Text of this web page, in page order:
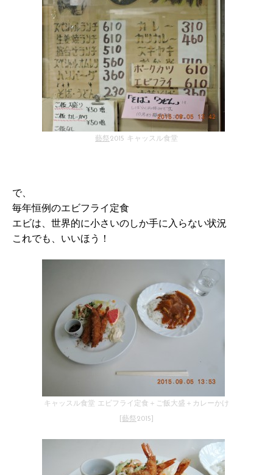
藝祭2015 キャッスル食堂
で、
毎年恒例のエビフライ定食
エビは、世界的に小さいのしか手に入らない状況
これでも、いいほう！
キャッスル食堂 エビフライ定食＋ご飯大盛＋カレーかけ
藝祭2015]